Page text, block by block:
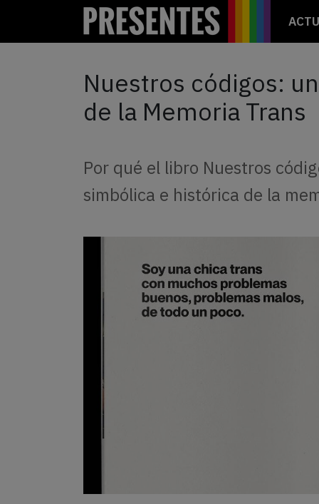
Nuestros códigos:
de la Memoria Trans
Por qué el libro Nuestros
simbólica e histórica de la